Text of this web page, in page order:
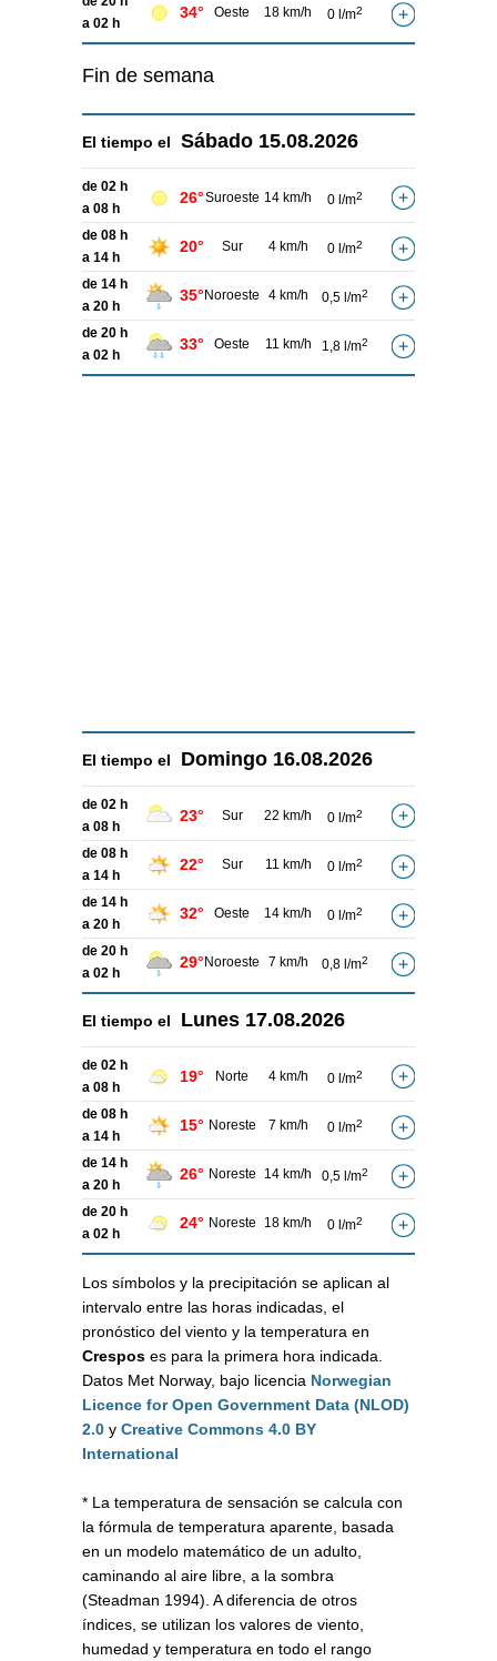
a 02 h
34° Oeste 18 km/h 0 l/m2
Fin de semana
El tiempo el Sábado 15.08.2026
de 02 h
a 08 h
26°Suroeste 14 km/h 0 l/m2
de 08 h
a 14 h
20° Sur 4 km/h 0 l/m2
de 14 h
a 20 h
35° Noroeste 4 km/h 0,5 l/m2
de 20 h
a 02 h
33° Oeste 11 km/h 1,8 l/m2
El tiempo el Domingo 16.08.2026
de 02 h
a 08 h
23° Sur 22 km/h 0 l/m2
de 08 h
a 14 h
22° Sur 11 km/h 0 l/m2
de 14 h
a 20 h
32° Oeste 14 km/h 0 l/m2
de 20 h
a 02 h
29° Noroeste 7 km/h 0,8 l/m2
El tiempo el Lunes 17.08.2026
de 02 h
a 08 h
19° Norte 4 km/h 0 l/m2
de 08 h
a 14 h
15° Noreste 7 km/h 0 l/m2
de 14 h
a 20 h
26° Noreste 14 km/h 0,5 l/m2
de 20 h
a 02 h
24° Noreste 18 km/h 0 l/m2
Los símbolos y la precipitación se aplican al
intervalo entre las horas indicadas, el
pronóstico del viento y la temperatura en
Crespos es para la primera hora indicada.
Datos Met Norway, bajo licencia Norwegian
Licence for Open Government Data (NLOD)
2.0 y Creative Commons 4.0 BY
International
* La temperatura de sensación se calcula con
la fórmula de temperatura aparente, basada
en un modelo matemático de un adulto,
caminando al aire libre, a la sombra
(Steadman 1994). A diferencia de otros
índices, se utilizan los valores de viento,
humedad y temperatura en todo el rango